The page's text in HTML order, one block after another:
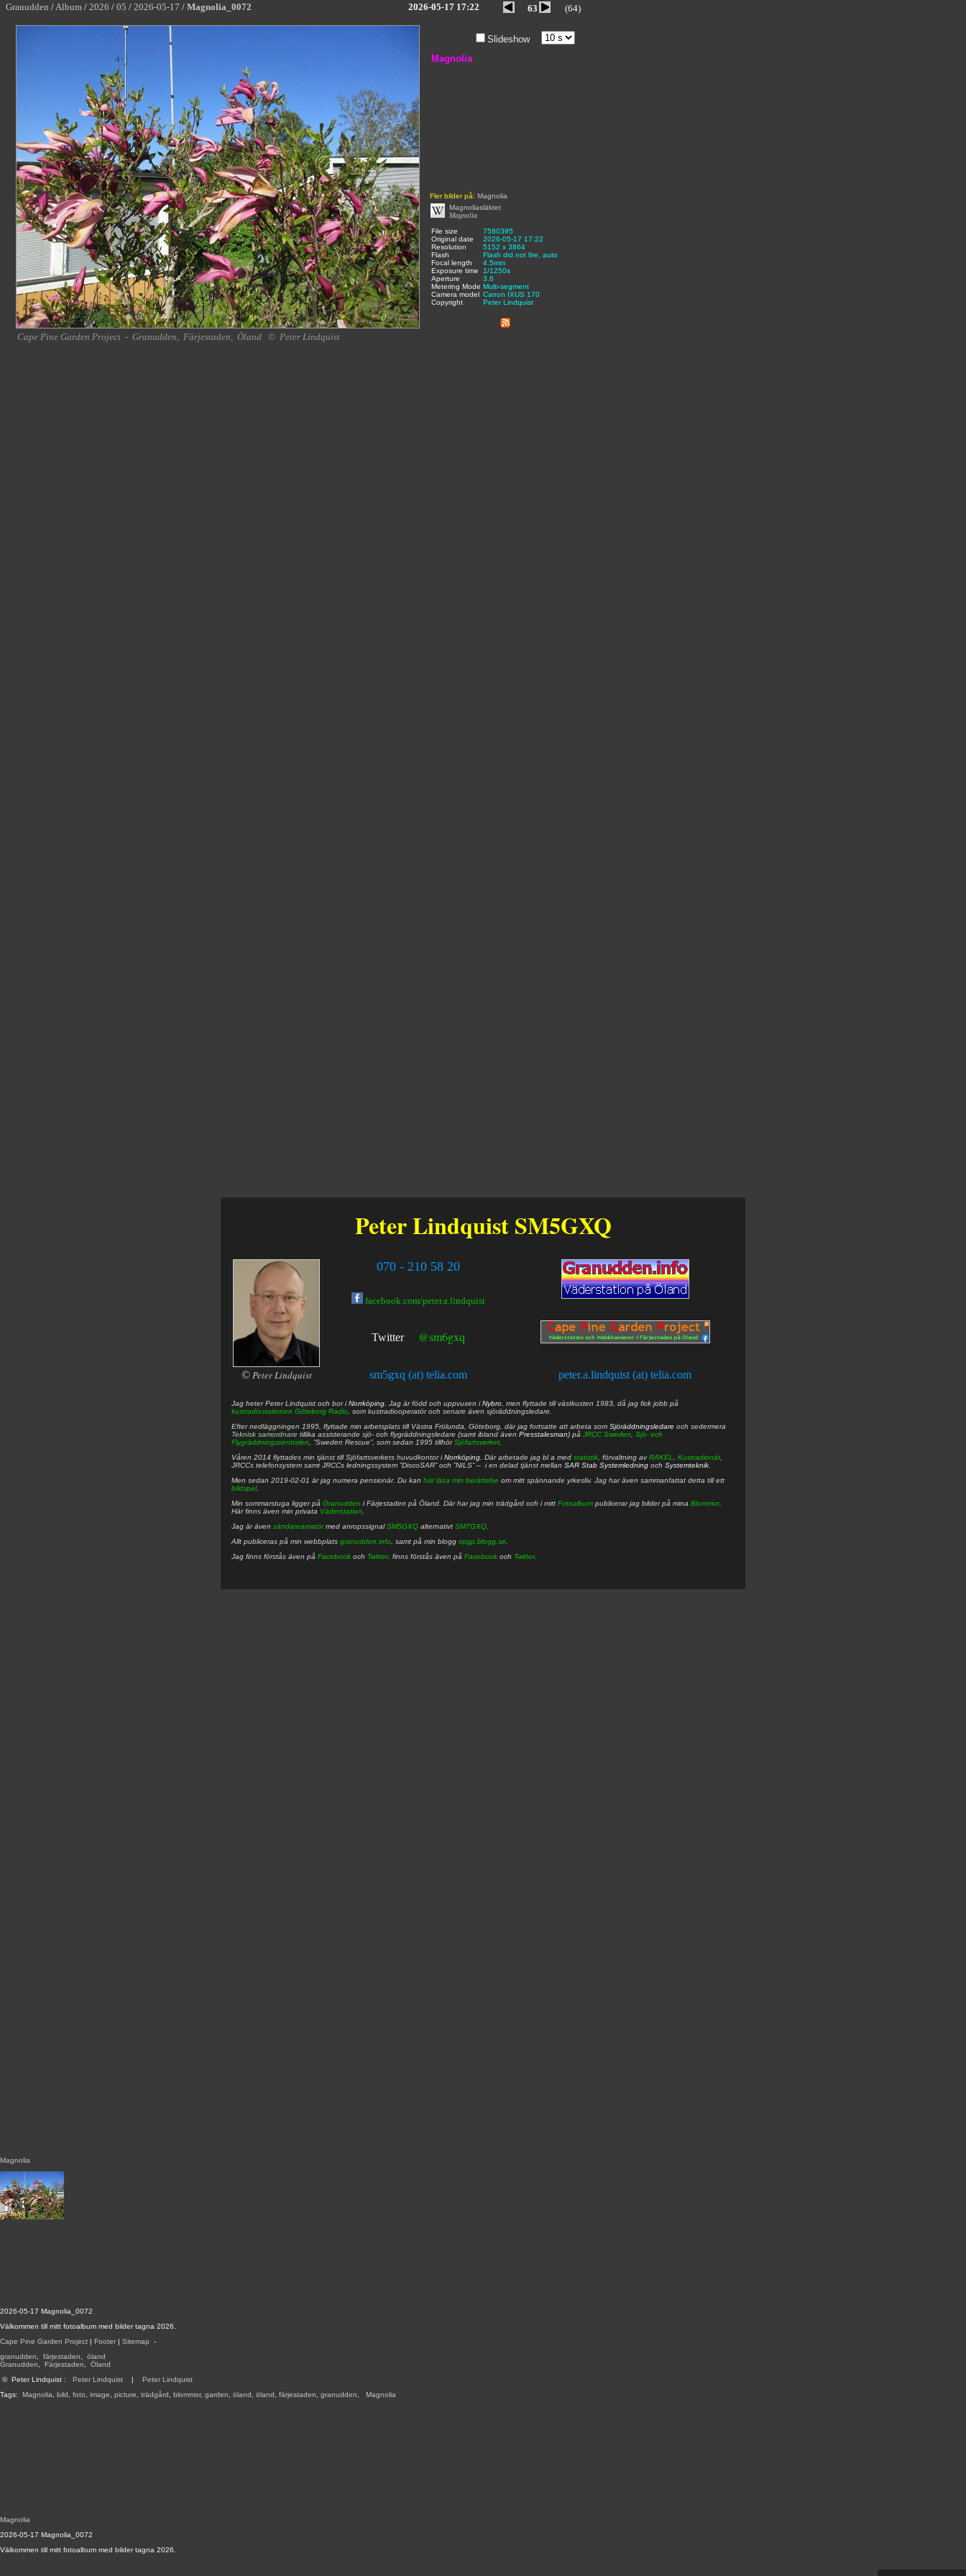
Granudden /Album / 2026 / 05 / 2026-05-17 / Magnolia_0072 2026-05-17 17:22 63 (64)
Slideshow
Magnolia
2026-05-17 Magnolia_0072
Välkommen till mitt fotoalbum med bilder tagna 2026.
Cape Pine Garden Project | Footer | Sitemap -
granudden
färjestaden
öland
Granudden
Färjestaden
Öland
© Peter Lindquist : Peter Lindquist | Peter Lindquist
Tags: Magnolia bild foto image picture trädgård blommor, garden öland öland färjestaden granudden Magnolia
Magnolia
Fler bilder på: Magnolia
Magnoliasläktet
Magnolia
File size
7580395
Original date
2026-05-17 17:22
Resolution
5152 x 3864
Flash
Flash did not fire, auto
Focal length
4.5mm
Exposure time
1/1250s
Aperture
3.6
Metering Mode Multi-segment
Camera model Canon IXUS 170
Copyright
Peter Lindquist
Magnolia
2026-05-17 Magnolia_0072
Välkommen till mitt fotoalbum med bilder tagna 2026.
Cape Pine Garden Project - Granudden, Färjestaden, Öland © Peter Lindquist
Peter Lindquist SM5GXQ
© Peter Lindquist
070 - 210 58 20
facebook.com/peter.a.lindquist
Twitter @sm6gxq
sm5gxq (at) telia.com peter.a.lindquist (at) telia.com
Jag heterPeter Lindquist och bor iNorrköping . Jag är född och uppvuxen iNybro , men flyttade till västkusten 1983, då jag fick jobb på
kustradiostationen Göteborg Radio , som kustradiooperatör och senare även sjöräddningsledare.
Efter nedläggningen 1995, flyttade min arbetsplats till Västra Frölunda, Göteborg, där jag fortsatte att arbeta som Sjöräddningsledare och sedermera
Teknisk samordnare tillika assisterande sjö- och flygräddningsledare (samt ibland även Presstalesman) på JRCC Sweden
Sjö- och
Flygräddningscentralen , ”Sweden Rescue”, som sedan 1995 tillhörSjöfartsverket
Våren 2014 flyttades min tjänst till Sjöfartsverkets huvudkontor iNorrköping . Där arbetade jag bl a med statistik , förvaltning avRAKEL Kustradionät
JRCCs telefonsystem samt JRCCs ledningssystem ”DiscoSAR” och ”NILS” – i en delad tjänst mellan SAR Stab Systemledning och Systemteknik
Men sedan 2019-02-01 är jag numera pensionär. Du kan här läsa min berättelse om mitt spännande yrkesliv. Jag har även sammanfattat detta till ett
bildspel.
Min sommarstuga ligger på Granudden i Färjestaden på Öland. Där har jag min trädgård och i mitt Fotoalbum publicerar jag bilder på mina Blommor.
Här finns även min privata Väderstation
Jag är även sändareamatörmed anropssignalSM5GXQ alternativt SM7GXQ
Allt publiceras på min webbplats granudden.info , samt på min blogg cpgp.blogg.se
Jag finns förstås även på Facebook och Twitter. finns förstås även på Facebook och Twitter.